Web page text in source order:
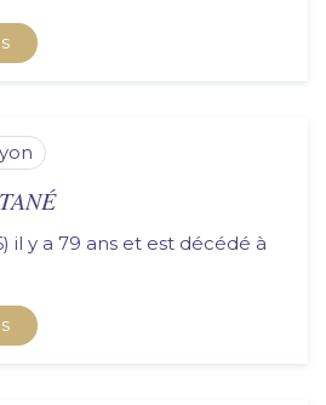
lyon
il y a 79 ans et est décédé à